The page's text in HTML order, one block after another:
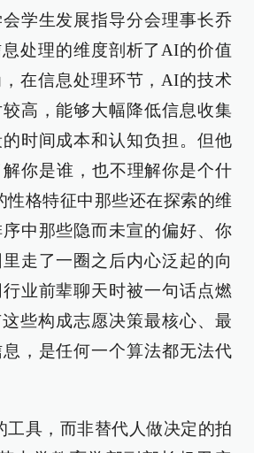
学生发展指导分会理事长乔
处理的维度剖析了AI的价值
在信息处理环节，AI的技术
高，能够大幅降低信息收集
时间成本和认知负担。但他
你是谁，也不理解你是个什
性格特征中那些还在探索的维
中那些隐而未宣的偏好、你
走了一圈之后内心泛起的向
业前辈聊天时被一句话点燃
些构成志愿决策最核心、最
，是任何一个算法都无法代
工具，而非替代人做决定的拍